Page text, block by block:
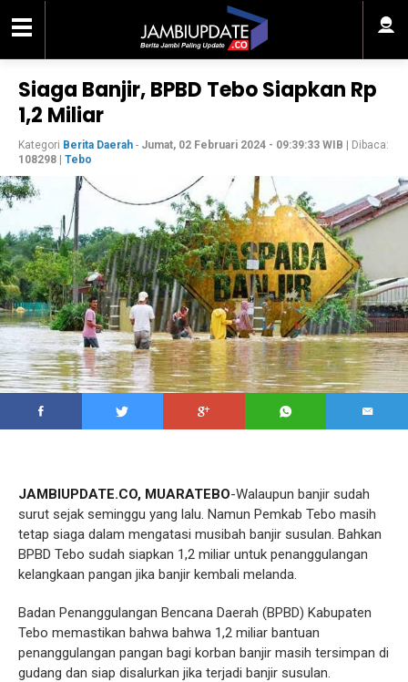
Siaga Banjir, BPBD Tebo Siapkan Rp
1,2 Miliar
Kategori Berita Daerah - Jumat, 02 Februari 2024 - 09:39:33 WIB | Dibaca:
108298
Tebo
JAMBIUPDATE.CO, MUARATEBO-Walaupun banjir sudah
surut sejak seminggu yang lalu. Namun Pemkab Tebo masih
tetap siaga dalam mengatasi musibah banjir susulan. Bahkan
BPBD Tebo sudah siapkan 1,2 miliar untuk penanggulangan
kelangkaan pangan jika banjir kembali melanda.
Badan Penanggulangan Bencana Daerah (BPBD) Kabupaten
Tebo memastikan bahwa bahwa 1,2 miliar bantuan
penanggulangan pangan bagi korban banjir masih tersimpan di
gudang dan siap disalurkan jika terjadi banjir susulan.